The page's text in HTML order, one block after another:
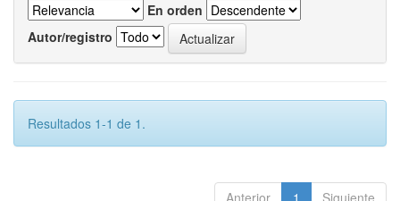
En orden
Autor/registro
Resultados 1-1 de 1.
Anterior 1 Siguiente